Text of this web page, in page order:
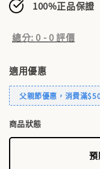
100%正品保證
總分:0 -0評價
適用優惠
父親節優惠，消費滿
商品狀態